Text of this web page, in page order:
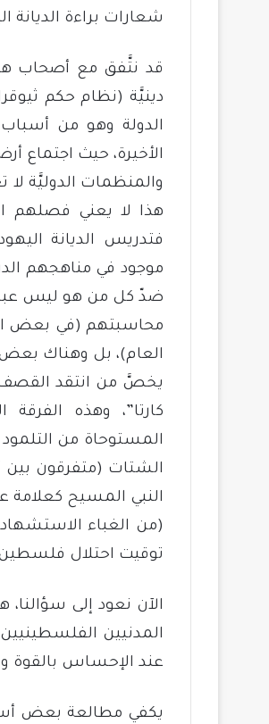
شعارات براءة الديانة
قد نتَّفق مع أصحاب
دينيَّة (نظام حكم
الدولة وهو من
الأخيرة، حيث اجتماع
والمنظمات الدوليَّة
هذا لا يعني فصلهم
فتدريس الديانة
موجود في مناهجهم
ضدّ كل من هو ليس
محاسبتهم (في بعض
العام)، بل وهناك بعض
يخصَّ من انتقد القصف
كارتا”، وهذه
المستوحاة من
الشتات (متفرقون
النبي المسيح كعلامة
(من الغباء
توقيت احتلال فلسطين
الآن نعود إلى
المدنيين
عند الإحساس بالقوة
يكفي مطالعة بعض